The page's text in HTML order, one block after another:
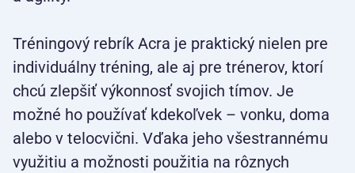
Tréningový rebrík Acra je praktický nielen pre
individuálny tréning, ale aj pre trénerov, ktorí
chcú zlepšiť výkonnosť svojich tímov. Je
možné ho používať kdekoľvek – vonku, doma
alebo v telocvični. Vďaka jeho všestrannému
využitiu a možnosti použitia na rôznych